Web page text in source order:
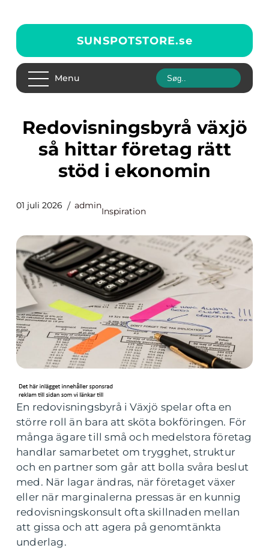
SUNSPOTSTORE.se
Menu
Redovisningsbyrå växjö
så hittar företag rätt
stöd i ekonomin
01 juli 2026 admin
Inspiration
En redovisningsbyrå i Växjö spelar ofta en
större roll än bara att sköta bokföringen. För
många ägare till små och medelstora företag
handlar samarbetet om trygghet, struktur
och en partner som går att bolla svåra beslut
med. När lagar ändras, när företaget växer
eller när marginalerna pressas är en kunnig
redovisningskonsult ofta skillnaden mellan
att gissa och att agera på genomtänkta
underlag.